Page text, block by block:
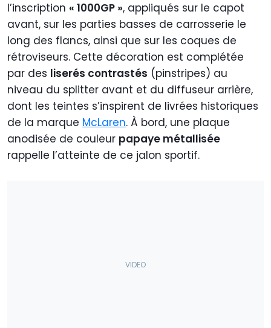
l’inscription « 1000GP », appliqués sur le capot
avant, sur les parties basses de carrosserie le
long des flancs, ainsi que sur les coques de
rétroviseurs. Cette décoration est complétée
par des liserés contrastés (pinstripes) au
niveau du splitter avant et du diffuseur arrière,
dont les teintes s’inspirent de livrées historiques
de la marque McLaren. À bord, une plaque
anodisée de couleur papaye métallisée
rappelle l’atteinte de ce jalon sportif.